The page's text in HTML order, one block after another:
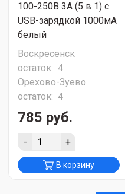
100-250В 3A (5 в 1) c
USB-зарядкой 1000мА
белый
Воскресенск
остаток: 4
Орехово-Зуево
остаток: 4
785 руб.
- +
В корзину